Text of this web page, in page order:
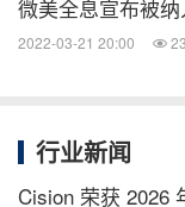
微美全息宣布被
2022-03-21 20:00
行业新闻
Cision 荣获 2026